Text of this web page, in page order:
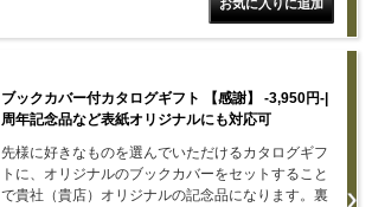
ブックカバー付カタログギフト 【感謝】 -3,950円-|
周年記念品など表紙オリジナルにも対応可
先様に好きなものを選んでいただけるカタログギフ
トに、オリジナルのブックカバーをセットすること
で貴社（貴店）オリジナルの記念品になります。裏